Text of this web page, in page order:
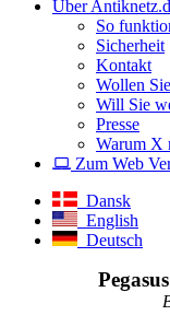
Über
So
Sicherheit
Kontakt
Wollen
Will Sie
Presse
Warum X
Zum Web
Dansk
English
Deutsch